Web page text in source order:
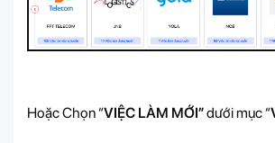
Hoặc Chọn “VIỆC LÀM MỚI”dưới mục “